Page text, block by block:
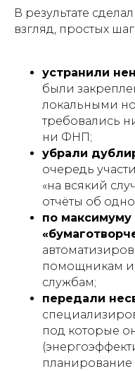
В результате
взгляд, простых
устранили
были
локальными
требовались
ни ФНП;
убрали
очередь
«на всякий
отчёты об
по максимуму
помощникам и
службам;
передали
под которые
планирование